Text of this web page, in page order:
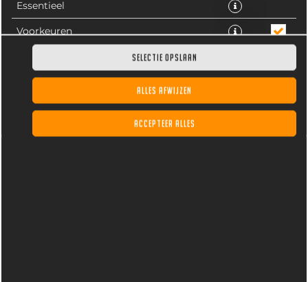
Essentieel
Voorkeuren
SELECTIE OPSLAAN
ALLES AFWIJZEN
ACCEPTEER ALLES
€ 2,60 *
* Door lokale acties kunnen prijzen per winkel afwijken.